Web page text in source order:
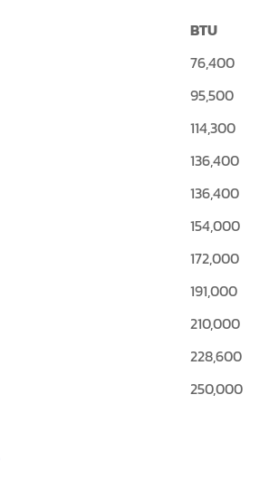
BTU
76,400
95,500
114,300
136,400
136,400
154,000
172,000
191,000
210,000
228,600
250,000